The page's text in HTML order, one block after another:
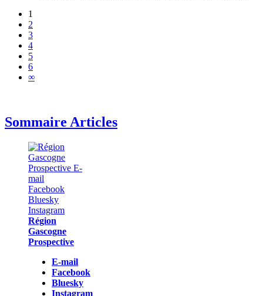
1
2
3
4
5
6
∞
Sommaire Articles
Région
Gascogne
Prospective
E-mail
Facebook
Bluesky
Instagram